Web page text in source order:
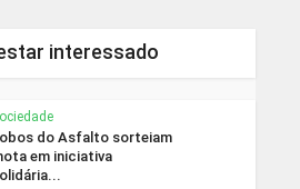
interessado
do Asfalto sorteiam
em iniciativa